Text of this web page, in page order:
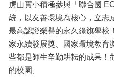
虎山實小積極參與「聯合國
統，以友善環境為核心，立志
最高認證榮譽的永久綠旗學校
家永續發展獎、國家環境教育
些都是師生辛勤耕耘的成果！
的校園。